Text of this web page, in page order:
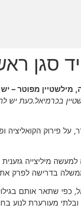
סגן
מפוטר –
בכרמיאל.כעת יש
פירוק הקואליציה
מיליצייה
בדרישה לפרק את
שתאר אותם
מעורערת לנוע